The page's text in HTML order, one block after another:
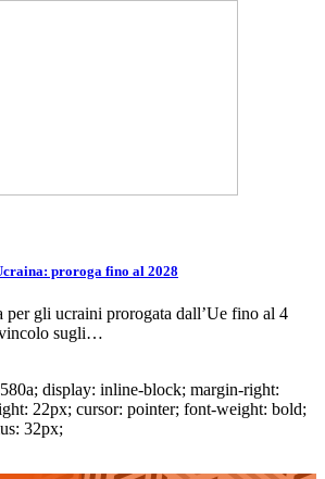
proroga fino al 2028
per gli ucraini prorogata dall’Ue fino al 4
sugli…
display: inline-block; margin-right:
22px; cursor: pointer; font-weight: bold;
32px;